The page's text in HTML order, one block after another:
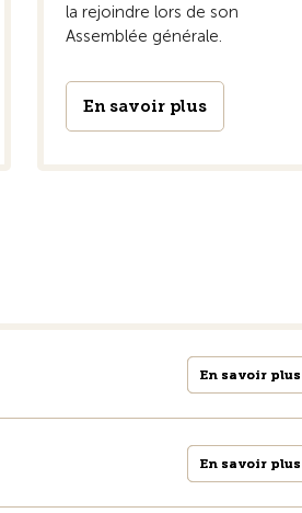
la rejoindre lors de son
Assemblée générale.
En savoir plus
En savoir plus
En savoir plus
En savoir plus
En savoir plus